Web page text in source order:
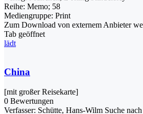
Reihe: Memo; 58
Mediengruppe: Print
Zum Download von externem Anbieter
Tab geöffnet
lädt
China
[mit großer Reisekarte]
0 Bewertungen
Verfasser: Schütte, Hans-Wilm Suche